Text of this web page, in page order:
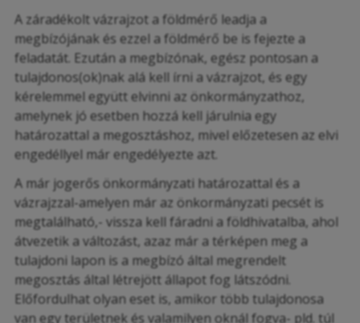
A záradékolt vázrajzot a földmérő leadja a
megbízójának és ezzel a földmérő be is fejezte a
feladatát. Ezután a megbízónak, egész pontosan a
tulajdonos(ok)nak alá kell írni a vázrajzot, és egy
kérelemmel együtt elvinni az önkormányzathoz,
amelynek jó esetben hozzá kell járulnia egy
határozattal a megosztáshoz, mivel előzetesen az elvi
engedéllyel már engedélyezte azt.
A már jogerős önkormányzati határozattal és a
vázrajzzal-amelyen már az önkormányzati pecsét is
megtalálható,- vissza kell fáradni a földhivatalba, ahol
átvezetik a változást, azaz már a térképen meg a
tulajdoni lapon is a megbízó által megrendelt
megosztás által létrejött állapot fog látszódni.
Előfordulhat olyan eset is, amikor több tulajdonosa
van egy területnek és valamilyen oknál fogva- pld. túl